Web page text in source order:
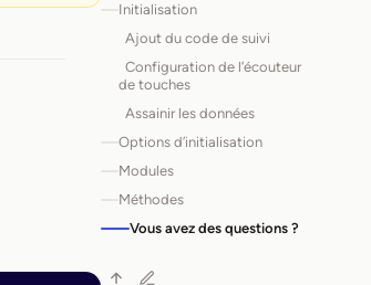
Initialisation
Ajout du code de suivi
Configuration de l’écouteur
de touches
Assainir les données
Options d’initialisation
Modules
Méthodes
Vous avez des questions ?